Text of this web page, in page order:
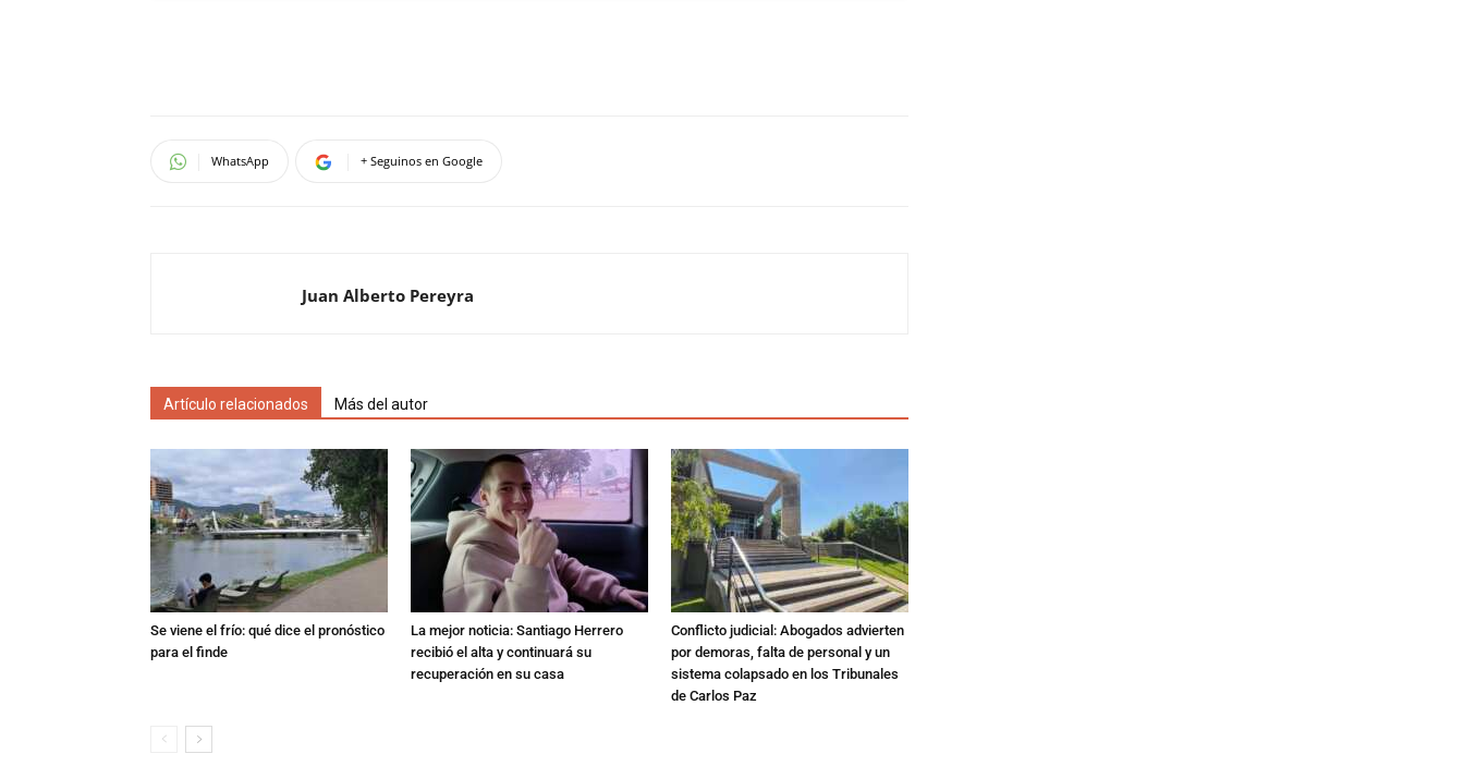
WhatsApp + Seguinos en Google
Juan Alberto Pereyra
Artículo relacionados Más del autor
Se viene el frío: qué dice el pronóstico
para el finde
La mejor noticia: Santiago Herrero
recibió el alta y continuará su
recuperación en su casa
Conflicto judicial: Abogados advierten
por demoras, falta de personal y un
sistema colapsado en los Tribunales
de Carlos Paz